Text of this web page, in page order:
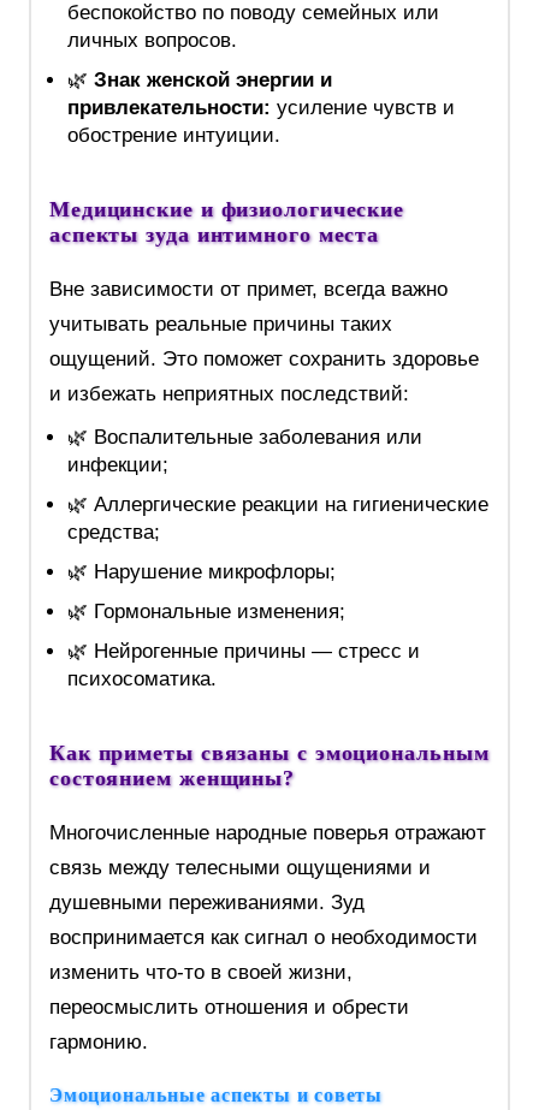
беспокойство по поводу семейных или
личных вопросов.
🌿 Знак женской энергии и
привлекательности: усиление чувств и
обострение интуиции.
Медицинские и физиологические
аспекты зуда интимного места
Вне зависимости от примет, всегда важно
учитывать реальные причины таких
ощущений. Это поможет сохранить здоровье
и избежать неприятных последствий:
🌿 Воспалительные заболевания или
инфекции;
🌿 Аллергические реакции на гигиенические
средства;
🌿 Нарушение микрофлоры;
🌿 Гормональные изменения;
🌿 Нейрогенные причины — стресс и
психосоматика.
Как приметы связаны с эмоциональным
состоянием женщины?
Многочисленные народные поверья отражают
связь между телесными ощущениями и
душевными переживаниями. Зуд
воспринимается как сигнал о необходимости
изменить что-то в своей жизни,
переосмыслить отношения и обрести
гармонию.
Эмоциональные аспекты и советы